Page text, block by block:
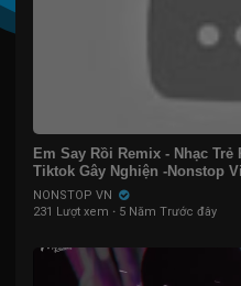
Em Say Rồi Remix - Nhạc Trẻ
Tiktok Gây Nghiện -Nonstop
NONSTOP VN
231 Lượt xem · 5 Năm Trước đây